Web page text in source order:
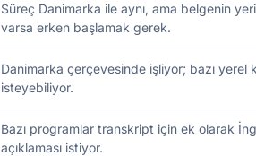
Süreç Danimarka ile aynı, ama belgenin
varsa erken başlamak gerek.
Danimarka çerçevesinde işliyor; bazı
isteyebiliyor.
Bazı programlar transkript için ek olarak
açıklaması istiyor.